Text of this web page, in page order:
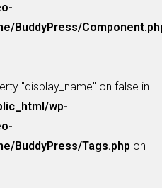
BuddyPress/
"display_name" on false in
wp-
BuddyPress/Tags.php on